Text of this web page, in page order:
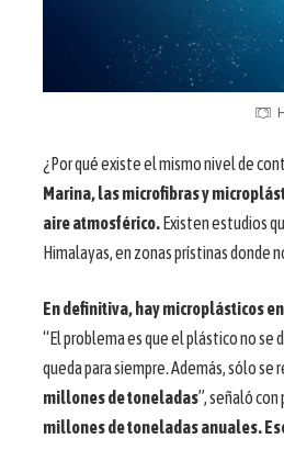
¿Por qué existe el mismo nivel de
Marina, las microfibras y
aire atmosférico.Existen estudios
Himalayas, en zonas prístinas donde
En definitiva, hay microplásticos
“El problema es que el plástico no
queda para siempre. Además, sólo
millones de toneladas”, señaló
millones de toneladas anuales.